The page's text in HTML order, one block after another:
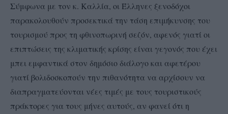
Σύμφωνα με τον κ. Καλλία, οι Έλληνες ξενοδόχοι
παρακολουθούν προσεκτικά την τάση επιμήκυνσης του
τουρισμού προς τη φθινοπωρινή σεζόν, αφενός γιατί οι
επιπτώσεις της κλιματικής κρίσης είναι γεγονός που έχει
μπει εμφαντικά στον δημόσιο διάλογο και αφετέρου
γιατί βολιδοσκοπούν την πιθανότητα να αρχίσουν να
διαπραγματεύονται νέες τιμές με τους τουριστικούς
πράκτορες για τους μήνες αυτούς, αν φανεί ότι η